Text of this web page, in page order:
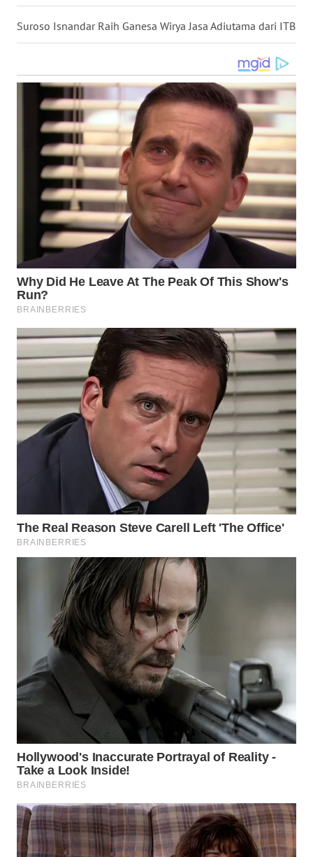
Suroso Isnandar Raih Ganesa Wirya Jasa Adiutama dari ITB
KALTARA
KALSEL
WN
KALTIM
WN
SULSEL
WN
GORONTALO
SULUT
WN
MALUKU
WN
MALUT
WN
DAIRI
WN
NIAS
LANGKAT
WN
TAPANULI
SELATAN
LESUNG
WN
WN
SIMALUNGUN